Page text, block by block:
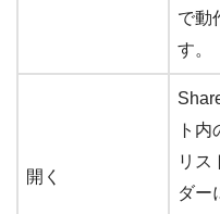
で動
す。
開く
ト内
リス
ダー